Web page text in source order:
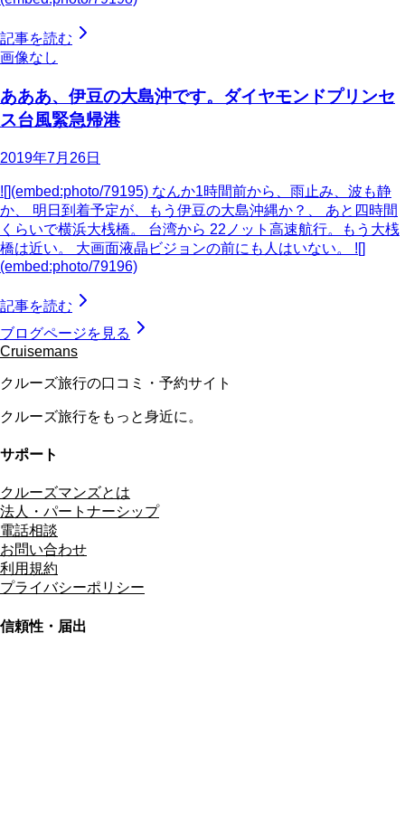
記事を読む
画像なし
あああ、伊豆の大島沖です。ダイヤモンドプリンセ
ス台風緊急帰港
2019年7月26日
![](embed:photo/79195) なんか1時間前から、雨止み、波も静
か、 明日到着予定が、もう伊豆の大島沖縄か？、 あと四時間
くらいで横浜大桟橋。 台湾から 22ノット高速航行。もう大桟
橋は近い。 大画面液晶ビジョンの前にも人はいない。 ![]
(embed:photo/79196)
記事を読む
ブログページを見る
Cruisemans
クルーズ旅行の口コミ・予約サイト
クルーズ旅行をもっと身近に。
サポート
クルーズマンズとは
法人・パートナーシップ
電話相談
お問い合わせ
利用規約
プライバシーポリシー
信頼性・届出